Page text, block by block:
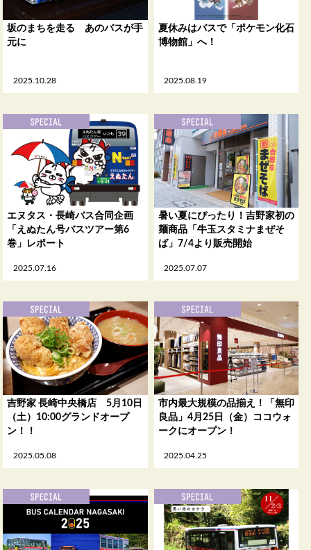
2025.10.28
坂のまちを走る あのバスが手
元に
2025.08.19
夏休みはバスで「ポケモン化石
博物館」へ！
2025.07.16
エヌタス・長崎バス合同企画
「えぬたん号バスツアー第6
巻」レポート
2025.07.07
暑い夏にぴったり！吉野家初の
麺商品「牛玉スタミナまぜそ
ば」7/4より販売開始
2025.05.08
吉野家 長崎中央橋店 5月10日
（土）10:00グランドオープ
ン！！
2025.04.25
市内最大規模の品揃え！「無印
良品」4月25日（金）ココウォ
ークにオープン！